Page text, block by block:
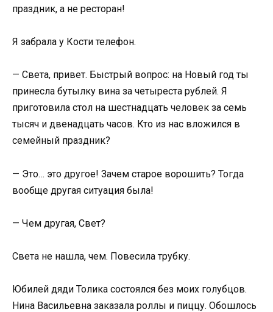
праздник, а не ресторан!
Я забрала у Кости телефон.
— Света, привет. Быстрый вопрос: на Новый год ты
принесла бутылку вина за четыреста рублей. Я
приготовила стол на шестнадцать человек за семь
тысяч и двенадцать часов. Кто из нас вложился в
семейный праздник?
— Это… это другое! Зачем старое ворошить? Тогда
вообще другая ситуация была!
— Чем другая, Свет?
Света не нашла, чем. Повесила трубку.
Юбилей дяди Толика состоялся без моих голубцов.
Нина Васильевна заказала роллы и пиццу. Обошлось